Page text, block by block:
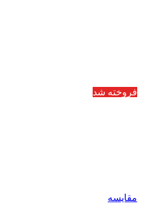
فروخته شد
مقایسه